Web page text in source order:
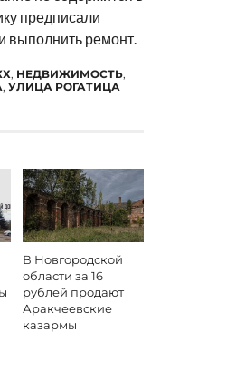
предписали
выполнить ремонт.
, НЕДВИЖИМОСТЬ,
, УЛИЦА РОГАТИЦА
В Новгородской
области за 16
рублей продают
Аракчеевские
казармы